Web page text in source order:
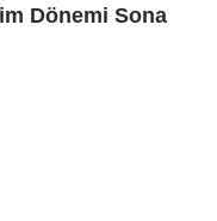
Dönemi Sona